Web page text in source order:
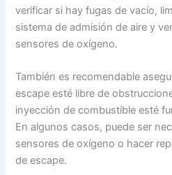
verificar si hay fugas de vacío,
sistema de admisión de aire y
sensores de oxígeno.
También es recomendable
escape esté libre de
inyección de combustible esté
En algunos casos, puede ser
sensores de oxígeno o hacer
de escape.